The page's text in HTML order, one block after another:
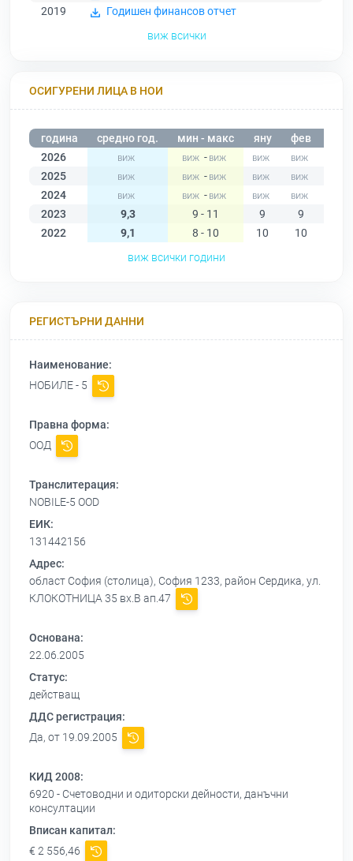
2019
Годишен финансов отчет
виж всички
ОСИГУРЕНИ ЛИЦА В НОИ
година средно год. мин - макс яну фев
2026
-
2025
-
2024
-
2023
9,3 9 - 11 9 9
2022
9,1 8 - 10 10 10
виж всички години
РЕГИСТЪРНИ ДАННИ
Наименование:
НОБИЛЕ - 5
Правна форма:
ООД
Транслитерация:
NOBILE-5 OOD
ЕИК:
131442156
Адрес:
област София (столица), София 1233, район Сердика, ул.
КЛОКОТНИЦА 35 вх.В ап.47
Основана:
22.06.2005
Статус:
действащ
ДДС регистрация:
Да, от 19.09.2005
КИД 2008:
6920 - Счетоводни и одиторски дейности, данъчни
консултации
Вписан капитал:
€ 2 556,46